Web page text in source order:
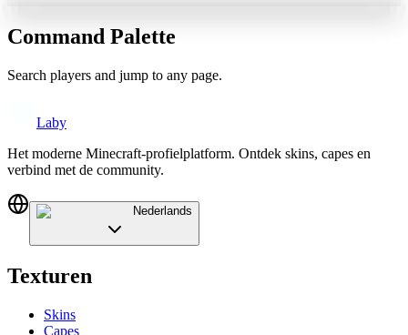
Command Palette
Search players and jump to any page.
Laby
Het moderne Minecraft-profielplatform. Ontdek skins, capes en
verbind met de community.
Nederlands
Texturen
Skins
Capes